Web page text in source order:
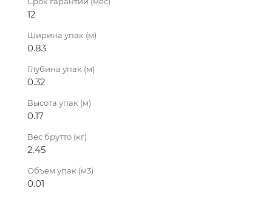
12
Ширина упак (м)
0.83
Глубина упак (м)
0.32
Высота упак (м)
0.17
Вес брутто (кг)
2.45
Объем упак (м3)
0.01